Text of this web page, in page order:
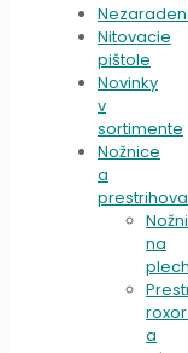
Nitovacie
pištole
Novinky
v
sortimente
Nožnice
a
na
plech
a